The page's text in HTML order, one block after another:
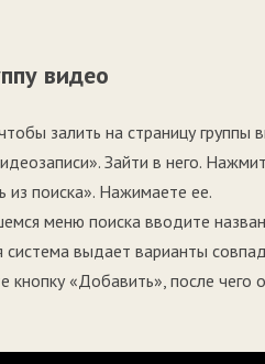
видео
залить на страницу
Зайти в него.
из поиска». Нажимаете ее.
меню поиска вводите
система выдает варианты
кнопку «Добавить», после чего